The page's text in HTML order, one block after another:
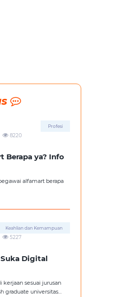
Profesi
8220
Berapa ya? Info
alfamart berapa
Keahlian dan Kemampuan
5227
Digital
sesuai jurusan
graduate universitas